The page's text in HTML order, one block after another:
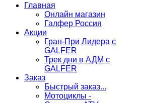
Главная
Онлайн магазин
Галфер Россия
Акции
Гран-При Лидера c
GALFER
Трек дни в АДМ с
GALFER
Заказ
Быстрый заказ...
Мотоциклы -